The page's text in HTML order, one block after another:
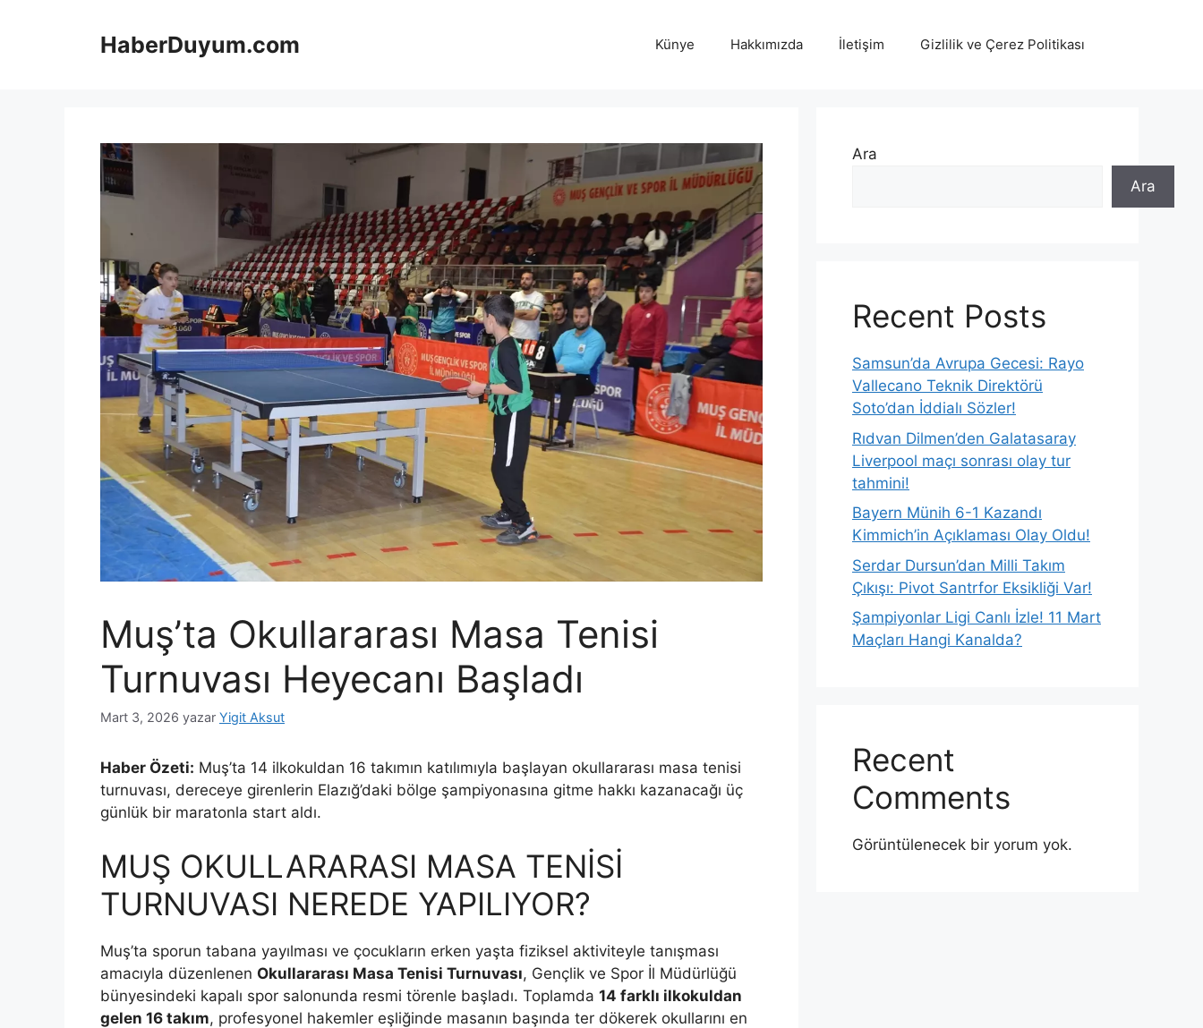
HaberDuyum.com Künye Hakkımızda İletişim Gizlilik ve Çerez Politikası
Muş’ta Okullararası Masa Tenisi
Turnuvası Heyecanı Başladı
Mart 3, 2026 yazar Yigit Aksut
Haber Özeti: Muş’ta 14 ilkokuldan 16 takımın katılımıyla başlayan okullararası masa tenisi
turnuvası, dereceye girenlerin Elazığ’daki bölge şampiyonasına gitme hakkı kazanacağı üç
günlük bir maratonla start aldı.
MUŞ OKULLARARASI MASA TENİSİ
TURNUVASI NEREDE YAPILIYOR?
Muş’ta sporun tabana yayılması ve çocukların erken yaşta fiziksel aktiviteyle tanışması
amacıyla düzenlenen Okullararası Masa Tenisi Turnuvası, Gençlik ve Spor İl Müdürlüğü
bünyesindeki kapalı spor salonunda resmi törenle başladı. Toplamda 14 farklı ilkokuldan
gelen 16 takım, profesyonel hakemler eşliğinde masanın başında ter dökerek okullarını en
Ara
Ara
Recent Posts
Samsun’da Avrupa Gecesi: Rayo
Vallecano Teknik Direktörü
Soto’dan İddialı Sözler!
Rıdvan Dilmen’den Galatasaray
Liverpool maçı sonrası olay tur
tahmini!
Bayern Münih 6-1 Kazandı
Kimmich’in Açıklaması Olay Oldu!
Serdar Dursun’dan Milli Takım
Çıkışı: Pivot Santrfor Eksikliği Var!
Şampiyonlar Ligi Canlı İzle! 11 Mart
Maçları Hangi Kanalda?
Recent
Comments
Görüntülenecek bir yorum yok.